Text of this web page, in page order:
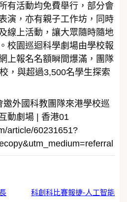
有活動均免費舉行，部分會
演，亦有親子工作坊，同時
線上活動，讓大眾隨時隨地
校園巡迴科學劇場由學校報
上報名名額瞬間爆滿，團隊
，與超過3,500名學生探索
外國科教團隊來港學校巡
動劇場 | 香港01
article/60231651?
科創科比賽報捷-人工智能